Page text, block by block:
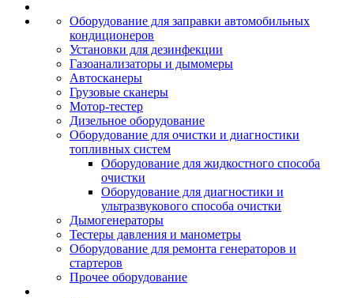
Оборудование для заправки автомобильных
кондиционеров
Установки для дезинфекции
Газоанализаторы и дымомеры
Автосканеры
Грузовые сканеры
Мотор-тестер
Дизельное оборудование
Оборудование для очистки и диагностики
топливных систем
Оборудование для жидкостного способа
очистки
Оборудование для диагностики и
ультразвукового способа очистки
Дымогенераторы
Тестеры давления и манометры
Оборудование для ремонта генераторов и
стартеров
Прочее оборудование